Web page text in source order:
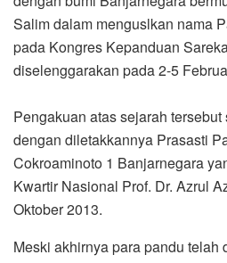
Salim dalam menguslkan nama
pada Kongres Kepanduan
diselenggarakan pada 2-5
Pengakuan atas sejarah
dengan diletakkannya Prasasti
Cokroaminoto 1 Banjarnegara
Kwartir Nasional Prof. Dr. Azrul
Oktober 2013.
Meski akhirnya para pandu telah